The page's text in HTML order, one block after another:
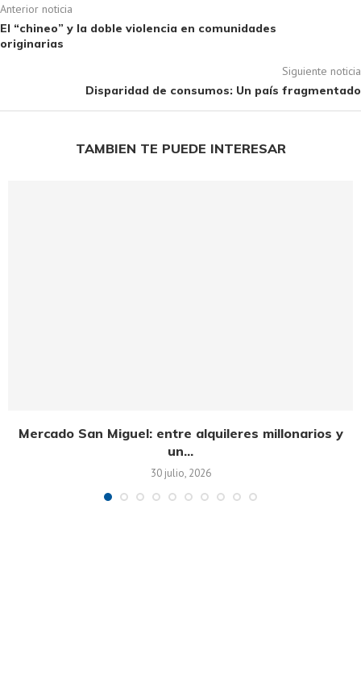
Anterior noticia
El “chineo” y la doble violencia en comunidades
originarias
Siguiente noticia
Disparidad de consumos: Un país fragmentado
TAMBIEN TE PUEDE INTERESAR
Mercado San Miguel: entre alquileres millonarios y
un...
30 julio, 2026